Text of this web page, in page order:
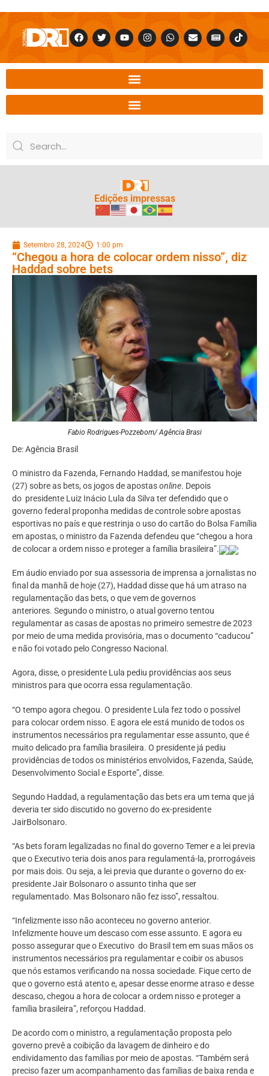
Edições impressas
Setembro 28, 2024 1:00 pm
“Chegou a hora de colocar ordem nisso”, diz
Haddad sobre bets
Fabio Rodrigues-Pozzebom/ Agência Brasi
De: Agência Brasil
O ministro da Fazenda, Fernando Haddad, se manifestou hoje
(27) sobre as bets, os jogos de apostasonline. Depois
do presidente Luiz Inácio Lula da Silva ter defendido que o
governo federal proponha medidas de controle sobre apostas
esportivas no país e que restrinja o uso do cartão do Bolsa Família
em apostas, o ministro da Fazenda defendeu que “chegou a hora
de colocar a ordem nisso e proteger a família brasileira”.
Em áudio enviado por sua assessoria de imprensa a jornalistas no
final da manhã de hoje (27), Haddad disse que há um atraso na
regulamentação das bets, o que vem de governos
anteriores. Segundo o ministro, o atual governo tentou
regulamentar as casas de apostas no primeiro semestre de 2023
por meio de uma medida provisória, mas o documento “caducou”
e não foi votado pelo Congresso Nacional.
Agora, disse, o presidente Lula pediu providências aos seus
ministros para que ocorra essa regulamentação.
“O tempo agora chegou. O presidente Lula fez todo o possível
para colocar ordem nisso. E agora ele está munido de todos os
instrumentos necessários pra regulamentar esse assunto, que é
muito delicado pra família brasileira. O presidente já pediu
providências de todos os ministérios envolvidos, Fazenda, Saúde,
Desenvolvimento Social e Esporte”, disse.
Segundo Haddad, a regulamentação das bets era um tema que já
deveria ter sido discutido no governo do ex-presidente
JairBolsonaro.
“As bets foram legalizadas no final do governo Temer e a lei previa
que o Executivo teria dois anos para regulamentá-la, prorrogáveis
por mais dois. Ou seja, a lei previa que durante o governo do ex-
presidente Jair Bolsonaro o assunto tinha que ser
regulamentado. Mas Bolsonaro não fez isso”, ressaltou.
“Infelizmente isso não aconteceu no governo anterior.
Infelizmente houve um descaso com esse assunto. E agora eu
posso assegurar que o Executivo do Brasil tem em suas mãos os
instrumentos necessários pra regulamentar e coibir os abusos
que nós estamos verificando na nossa sociedade. Fique certo de
que o governo está atento e, apesar desse enorme atraso e desse
descaso, chegou a hora de colocar a ordem nisso e proteger a
família brasileira”, reforçou Haddad.
De acordo com o ministro, a regulamentação proposta pelo
governo prevê a coibição da lavagem de dinheiro e do
endividamento das famílias por meio de apostas. “Também será
preciso fazer um acompanhamento das famílias de baixa renda e